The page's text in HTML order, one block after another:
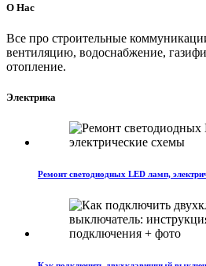
О Нас
Все про строительные
вентиляцию, водоснабжение,
отопление.
Электрика
Ремонт светодиодных LED ламп,